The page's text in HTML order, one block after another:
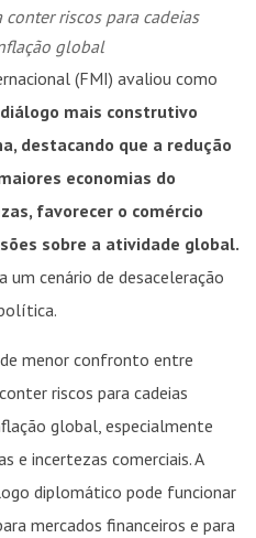
riscos para cadeias
global
(FMI) avaliou como
mais construtivo
destacando que a redução
economias do
favorecer o comércio
sobre a atividade global.
um cenário de desaceleração
menor confronto entre
riscos para cadeias
global, especialmente
e incertezas comerciais. A
diplomático pode funcionar
mercados financeiros e para